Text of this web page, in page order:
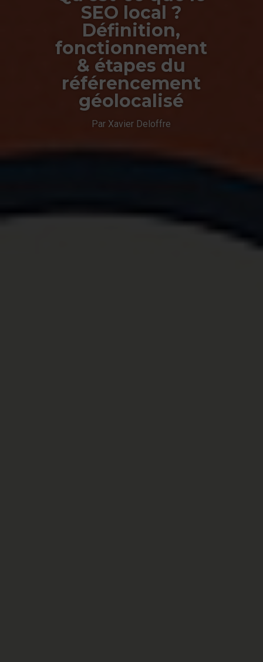
SEO local ?
Définition,
fonctionnement
& étapes du
référencement
géolocalisé
Par Xavier Deloffre